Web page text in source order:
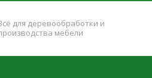
для деревообработки и
мебели